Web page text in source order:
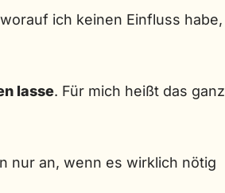
ich keinen Einfluss habe,
lasse. Für mich heißt das ganz
nur an, wenn es wirklich nötig